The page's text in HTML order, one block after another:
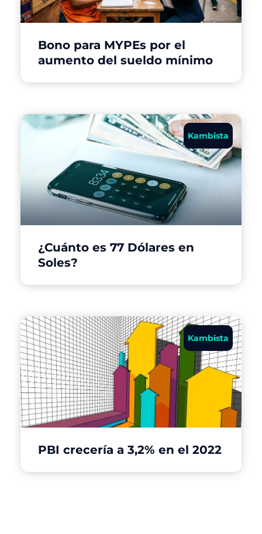
Bono para MYPEs por el
aumento del sueldo mínimo
Kambista
¿Cuánto es 77 Dólares en
Soles?
Kambista
PBI crecería a 3,2% en el 2022